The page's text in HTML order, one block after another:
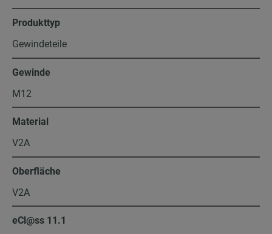
Produkttyp
Gewindeteile
Gewinde
M12
Material
V2A
Oberfläche
V2A
eCl@ss 11.1